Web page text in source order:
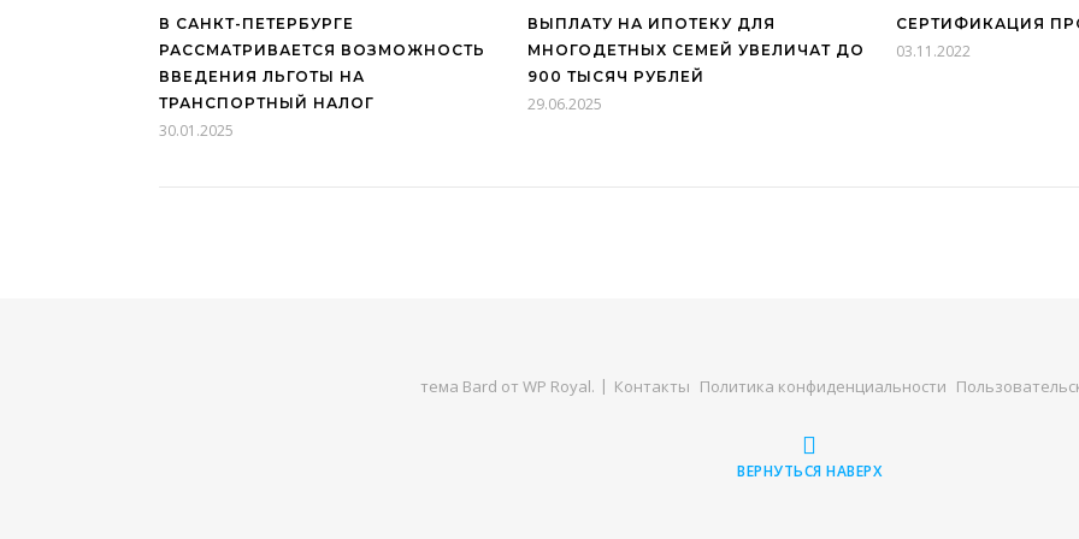
В САНКТ-ПЕТЕРБУРГЕ
РАССМАТРИВАЕТСЯ ВОЗМОЖНОСТЬ
ВВЕДЕНИЯ ЛЬГОТЫ НА
ТРАНСПОРТНЫЙ НАЛОГ
30.01.2025
ВЫПЛАТУ НА ИПОТЕКУ ДЛЯ
МНОГОДЕТНЫХ СЕМЕЙ УВЕЛИЧАТ ДО
900 ТЫСЯЧ РУБЛЕЙ
29.06.2025
СЕРТИФИКАЦИЯ
03.11.2022
тема Bard от WP Royal. Контакты Политика конфиденциальности
ВЕРНУТЬСЯ НАВЕРХ